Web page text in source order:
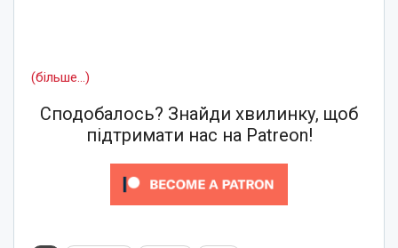
(більше…)
Сподобалось? Знайди хвилинку, щоб
підтримати нас на Patreon!